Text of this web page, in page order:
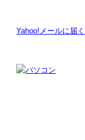
Yahoo!メールに届